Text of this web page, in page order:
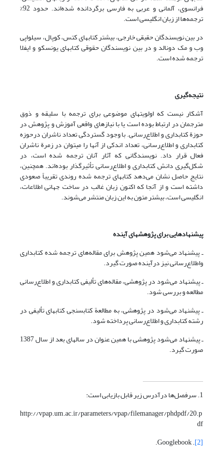
فرانسوی، آلمانی و عربی به فارسی برگردانده شده‌اند. حدود 92%
ترجمه‌ها از زبان انگلیسی است.
در بین نویسندگان حقیقی خارجی، بیشتر کتابهای کتس، کوپال، سیلواپی
وب و مک دونالد و در بین نویسندگان حقوقی کتابهای یونسکو و ایفلا
ترجمه شده است.
نتیجه‌گیری
آشکار نیست که اولویتهای موضوعی برای ترجمه با سلیقه و ذوق
مترجمان در ارتباط بوده است یا با نیازهای واقعی آموزش و پژوهش در
حوزة کتابداری و اطلاع‌رسانی. با وجود گستردگی تعداد ناشران درحوزه
کتابداری و اطلاع‌رسانی، تعداد اندکی از آنها را می­توان در زمرة ناشران
فعال قرار داد. نویسندگانی که آثار آنان ترجمه شده است، در
شکل‌گیری دانش کتابداری و اطلاع‌رسانی تأثیرگذار بوده‌اند. همچنین،
نتایج حاصل نشان می‌دهد کتابهای ترجمه شده روندی تقریباً صعودی
داشته است و از آنجا که اکنون زبان غالب در ساخت جهانی اطلاعات،
انگلیسی است، بیشتر متون به این زبان منتشر می‌شوند.
پیشنهادهایی برای پژوهشهای آینده
ـ پیشنهاد می‌شود همین پژوهش برای مقاله‌های ترجمه شده کتابداری
واطلاع‌رسانی نیز درآینده صورت گیرد.
ـ پیشنهاد می‌شود در پژوهشی، مقاله‌های تألیفی کتابداری و اطلاع‌رسانی
مطالعه و بررسی شود.
ـ پیشنهاد می‌شود در پژوهشی، به مطالعة کتابسنجی کتابهای تألیفی در
رشته کتابداری و اطلاع‌رسانی پرداخته شود.
ـ پیشنهاد می‌شود پژوهشی با همین عنوان در سالهای بعد از سال 1387
صورت گیرد.
1. سرفصل‌ها درآدرس زیر قابل بازیابی است:
http://vpap.um.ac.ir/parameters/vpap/filemanager/phdpdf/20.p
df
[2]
. Googlebook.